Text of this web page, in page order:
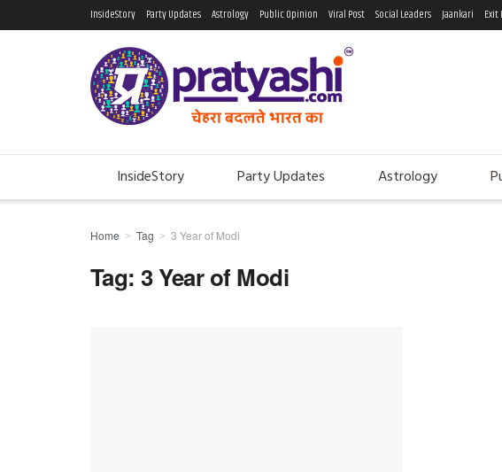
InsideStory Party Updates Astrology Public Opinion Viral Post Social Leaders Jaankari Exit
InsideStory Party Updates Astrology
Home Tag 3 Year of Modi
Tag:3 Year of Modi